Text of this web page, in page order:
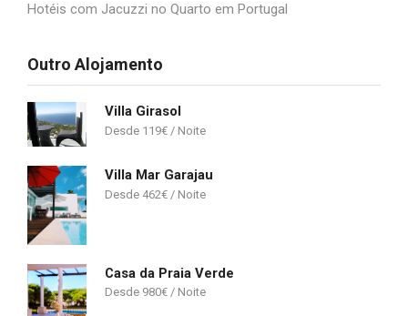
Hotéis com Jacuzzi no Quarto em Portugal
Outro Alojamento
Villa Girasol
119€
Villa Mar Garajau
462€
Casa da Praia Verde
980€